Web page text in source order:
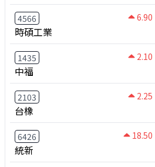
4566 6.90
時碩工業
1435 2.10
中福
2103 2.25
台橡
6426 18.50
統新